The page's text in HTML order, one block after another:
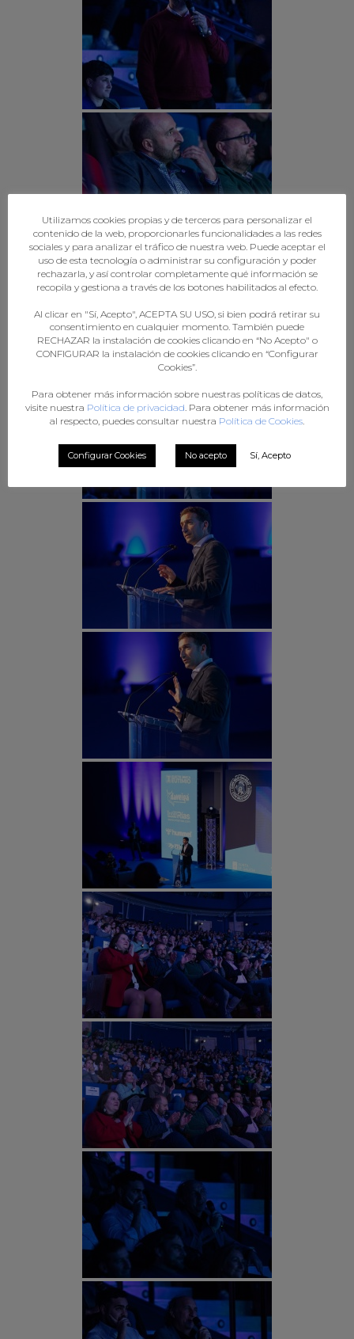
Utilizamos cookies propias y de terceros para personalizar el
contenido de la web, proporcionarles funcionalidades a las redes
sociales y para analizar el tráfico de nuestra web. Puede aceptar el
uso de esta tecnología o administrar su configuración y poder
rechazarla, y así controlar completamente qué información se
recopila y gestiona a través de los botones habilitados al efecto.
Al clicar en "Sí, Acepto", ACEPTA SU USO, si bien podrá retirar su
consentimiento en cualquier momento. También puede
RECHAZAR la instalación de cookies clicando en “No Acepto" o
CONFIGURAR la instalación de cookies clicando en “Configurar
Cookies”.
Para obtener más información sobre nuestras políticas de datos,
visite nuestra Política de privacidad . Para obtener más información
al respecto, puedes consultar nuestra Política de Cookies
Configurar Cookies No acepto Sí, Acepto